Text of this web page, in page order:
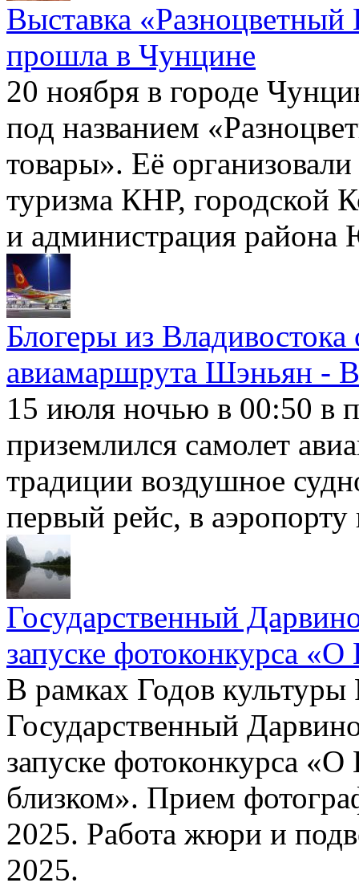
Выставка
прошла в Чунцине
20 ноября в городе
под названием
товары». Её
туризма КНР, городской
и администрация
Блогеры из
авиамаршрута Шэньян -
15 июля ночью в 00:50 в
приземлился самолет
традиции воздушное
первый рейс, в
Государственный
запуске фотоконкурса
В рамках Годов культуры
Государственный
запуске фотоконкурса
близком». Прием
2025. Работа жюри и
2025.